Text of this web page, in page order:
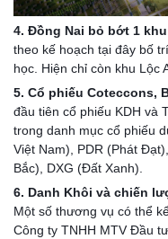
4. Đồng Nai bỏ bớt 1
theo kế hoạch tại đây bố
học. Hiện chỉ còn khu Lộc
5. Cổ phiếu Coteccons,
đầu tiên cổ phiếu KDH và
trong danh mục cổ phiếu
Việt Nam), PDR (Phát
Bắc), DXG (Đất Xanh).
6. Danh Khôi và chiến
Một số thương vụ có thể
Công ty TNHH MTV Đầu